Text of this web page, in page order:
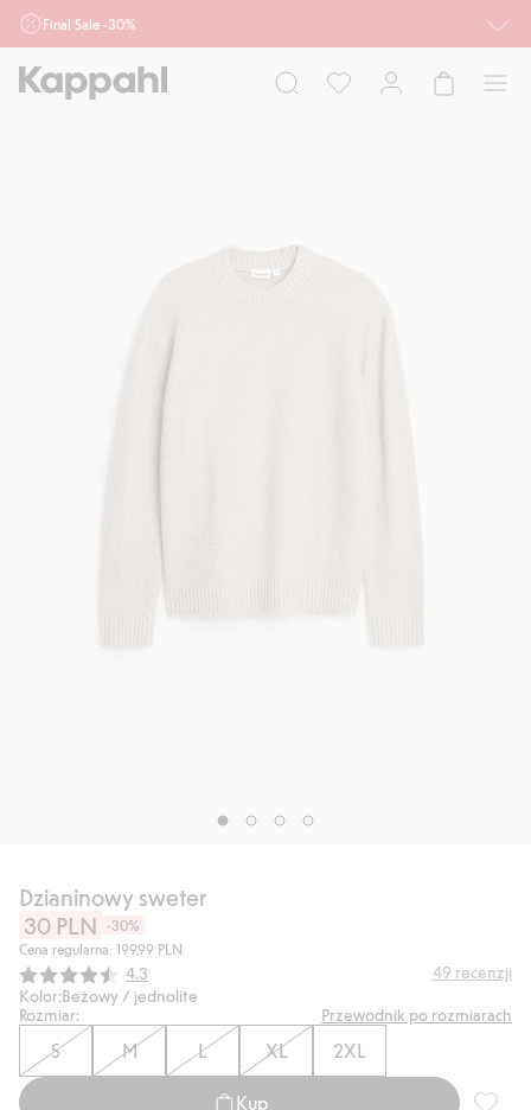
Final Sale -30%
działu outlet do 10.8 w sklepach Kappahl i Newbie oraz na kappahl.com. Ofert
nie łączymy
Dzianinowy sweter
30 PLN
-30%
Cena regularna: 199,99 PLN
Średnia ocena:
4.3 49 recenzji
Kolor:Beżowy / jednolite
Rozmiar:
Przewodnik po rozmiarach
S M L XL 2XL
Kup